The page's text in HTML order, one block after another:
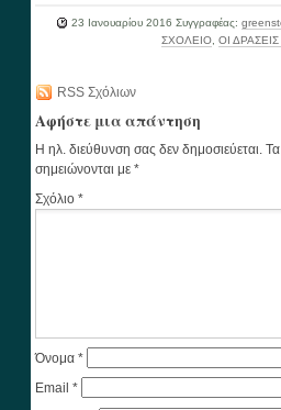
23 Ιανουαρίου 2016 Συγγραφέας:
ΣΧΟΛΕΙΟ, ΟΙ
RSS Σχόλιων
Αφήστε μια απάντηση
Η ηλ. διεύθυνση σας δεν δημοσιεύεται.
σημειώνονται με*
Σχόλιο*
Όνομα*
Email*